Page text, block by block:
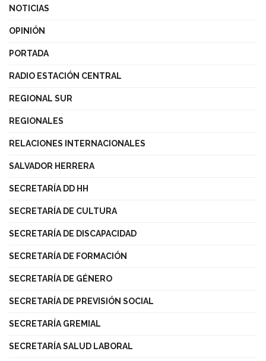
NOTICIAS
OPINIÓN
PORTADA
RADIO ESTACIÓN CENTRAL
REGIONAL SUR
REGIONALES
RELACIONES INTERNACIONALES
SALVADOR HERRERA
SECRETARÍA DD HH
SECRETARÍA DE CULTURA
SECRETARÍA DE DISCAPACIDAD
SECRETARÍA DE FORMACIÓN
SECRETARÍA DE GÉNERO
SECRETARÍA DE PREVISIÓN SOCIAL
SECRETARÍA GREMIAL
SECRETARÍA SALUD LABORAL